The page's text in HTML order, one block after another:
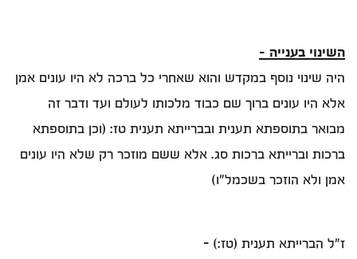
השינוי בענייה -
היה שינוי נוסף במקדש והוא שאחרי כל ברכה לא היו עונים אמן
אלא היו עונים ברוך שם כבוד מלכותו לעולם ועד ודבר זה
מבואר בתוספתא תענית ובברייתא תענית טז: (וכן בתוספתא
ברכות וברייתא ברכות סג. אלא ששם מוזכר רק שלא היו עונים
אמן ולא הוזכר בשכמל"ו)
ז"ל הברייתא תענית (טז:) -